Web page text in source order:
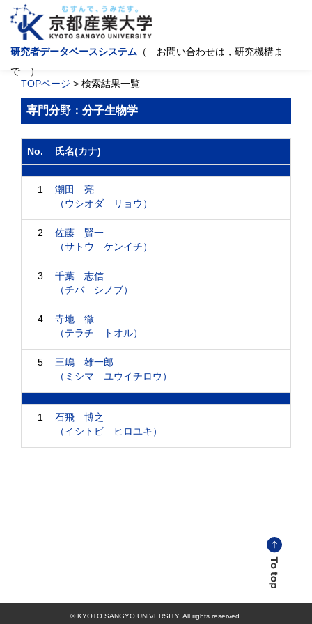
研究者データベースシステム （ お問い合わせは，研究機構ま
で ）
TOPページ > 検索結果一覧
専門分野：分子生物学
No. 氏名(カナ)
1
潮田 亮
（ウシオダ リョウ）
2
佐藤 賢一
（サトウ ケンイチ）
3
千葉 志信
（チバ シノブ）
4
寺地 徹
（テラチ トオル）
5
三嶋 雄一郎
（ミシマ ユウイチロウ）
1
石飛 博之
（イシトビ ヒロユキ）
© KYOTO SANGYO UNIVERSITY. All rights reserved.